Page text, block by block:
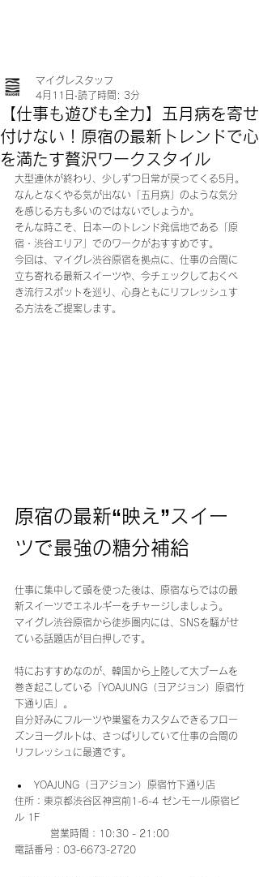
【仕事も遊びも全力】五月病を寄せ
付けない！原宿の最新トレンドで心
を満たす贅沢ワークスタイル
マイグレスタッフ
4月11日 読了時間: 3分
大型連休が終わり、少しずつ日常が戻ってくる5月。
なんとなくやる気が出ない「五月病」のような気分
を感じる方も多いのではないでしょうか。
そんな時こそ、日本一のトレンド発信地である「原
宿・渋谷エリア」でのワークがおすすめです。
今回は、マイグレ渋谷原宿を拠点に、仕事の合間に
立ち寄れる最新スイーツや、今チェックしておくべ
き流行スポットを巡り、心身ともにリフレッシュす
る方法をご提案します。
原宿の最新“映え”スイー
ツで最強の糖分補給
仕事に集中して頭を使った後は、原宿ならではの最
新スイーツでエネルギーをチャージしましょう。
マイグレ渋谷原宿から徒歩圏内には、SNSを騒がせ
ている話題店が目白押しです。
特におすすめなのが、韓国から上陸して大ブームを
巻き起こしている「YOAJUNG（ヨアジョン）原宿竹
下通り店」。
自分好みにフルーツや巣蜜をカスタムできるフロー
ズンヨーグルトは、さっぱりしていて仕事の合間の
リフレッシュに最適です。
YOAJUNG（ヨアジョン）原宿竹下通り店
住所：東京都渋谷区神宮前1-6-4 ゼンモール原宿ビ
ル 1F
営業時間：10:30 - 21:00
電話番号：03-6673-2720